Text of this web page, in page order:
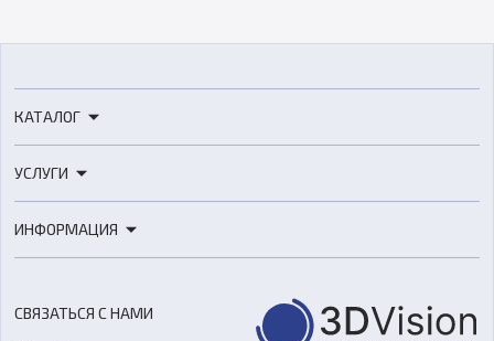
КАТАЛОГ
3D-сканеры
Расходные материалы
Оборудование и материалы для вакуумного литья
Аксессуары и прочее оборудование
УСЛУГИ
3D-моделирование
ИНФОРМАЦИЯ
СВЯЗАТЬСЯ С НАМИ